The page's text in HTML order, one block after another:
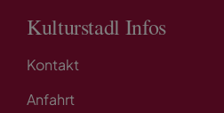
Kulturstadl Infos
Kontakt
Anfahrt